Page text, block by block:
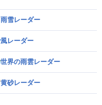
雨雪レーダー
風レーダー
世界の雨雲レーダー
黄砂レーダー